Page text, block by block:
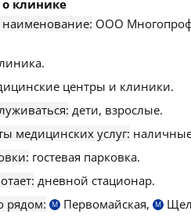
клинике
ООО
центры и клиники.
дети, взрослые.
медицинских услуг:
гостевая парковка.
дневной стационар.
рядом:
М Первомайская, М